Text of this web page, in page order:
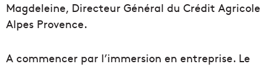
Magdeleine, Directeur Général du Crédit Agricole
Alpes Provence.
A commencer par l’immersion en entreprise. Le